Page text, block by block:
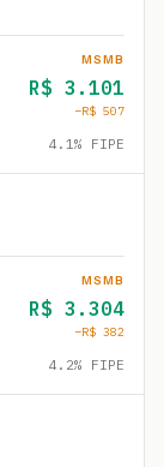
MSMB
R$ 3.101
−R$ 507
4.1% FIPE
MSMB
R$ 3.304
−R$ 382
4.2% FIPE